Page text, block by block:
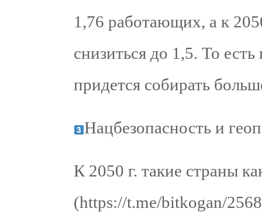
1,76 работающих, а к
снизиться до 1,5. То
придется собирать
Нацбезопасность и
К 2050 г. такие страны
(https://t.me/bitkogan/